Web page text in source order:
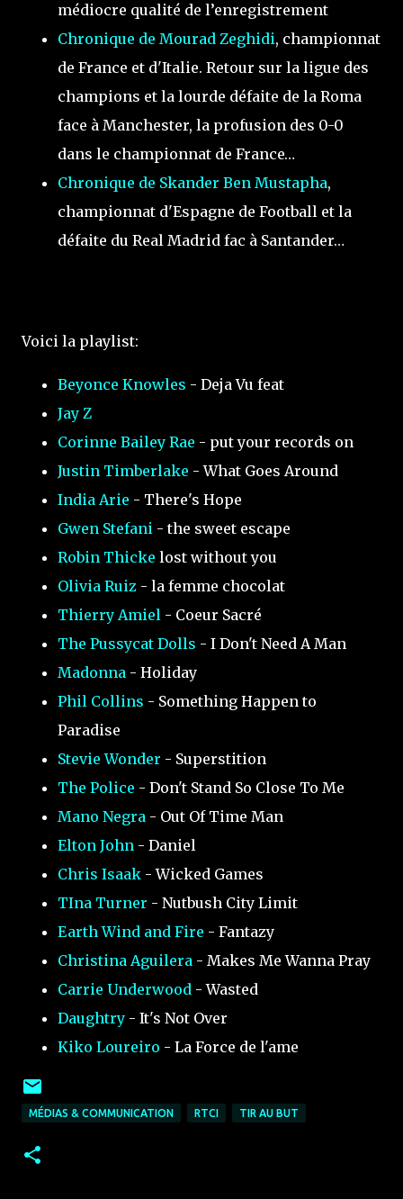
médiocre qualité de l’enregistrement
Chronique de Mourad Zeghidi, championnat
de France et d'Italie. Retour sur la ligue des
champions et la lourde défaite de la Roma
face à Manchester, la profusion des 0-0
dans le championnat de France…
Chronique de Skander Ben Mustapha,
championnat d'Espagne de Football et la
défaite du Real Madrid fac à Santander…
Voici la playlist:
Beyonce Knowles - Deja Vu feat
Jay Z
Corinne Bailey Rae - put your records on
Justin Timberlake - What Goes Around
India Arie - There's Hope
Gwen Stefani - the sweet escape
Robin Thicke lost without you
Olivia Ruiz - la femme chocolat
Thierry Amiel - Coeur Sacré
The Pussycat Dolls - I Don't Need A Man
Madonna - Holiday
Phil Collins - Something Happen to
Paradise
Stevie Wonder - Superstition
The Police - Don't Stand So Close To Me
Mano Negra - Out Of Time Man
Elton John - Daniel
Chris Isaak - Wicked Games
TIna Turner - Nutbush City Limit
Earth Wind and Fire - Fantazy
Christina Aguilera - Makes Me Wanna Pray
Carrie Underwood - Wasted
Daughtry - It's Not Over
Kiko Loureiro - La Force de l'ame
MÉDIAS & COMMUNICATION RTCI TIR AU BUT